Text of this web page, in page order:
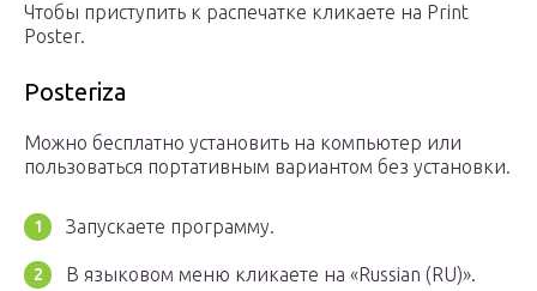
Чтобы приступить к распечатке кликаете на Print
Poster.
Posteriza
Можно бесплатно установить на компьютер или
пользоваться портативным вариантом без установки.
Запускаете программу.
В языковом меню кликаете на «Russian (RU)».